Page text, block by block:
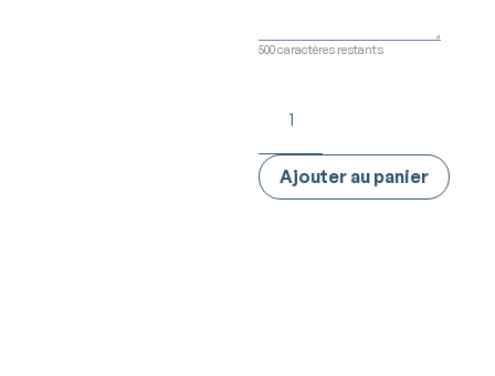
500caractères restants
Ajouter au panier